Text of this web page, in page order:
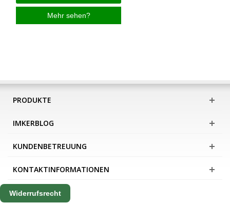
Mehr sehen?
PRODUKTE
IMKERBLOG
KUNDENBETREUUNG
KONTAKTINFORMATIONEN
Widerrufsrecht